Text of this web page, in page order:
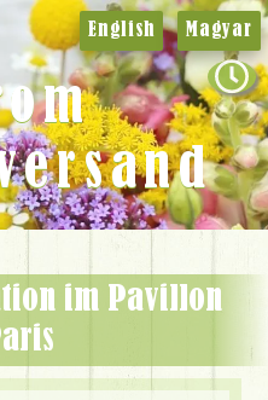
English Magyar